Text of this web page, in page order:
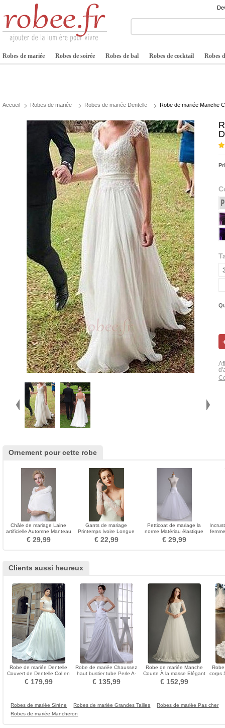
Robes de mariée Robes de soirée Robes de bal Robes de cocktail Robes
Accueil Robes de mariée Robes de mariée Dentelle Robe de mariée Manche
Ornement pour cette robe
Châle de mariage Laine
artificielle Automne Manteau
Plage Ancien
€ 29,99
Gants de mariage
Printemps Ivoire Longue
Perle Translucide Doigt
entier
€ 22,99
Petticoat de mariage la
norme Matériau élastique
Fort net Robe pleine
€ 29,99
Clients aussi heureux
Robe de mariée Dentelle
Couvert de Dentelle Col en
V Manquant
€ 179,99
Robe de mariée Chaussez
haut bustier tube Perle A-
ligne Fourreau Avec Bijoux
€ 135,99
Robe de mariée Manche
Courte À la masse Elégant
A-ligne Dentelle
€ 152,99
corps
Robes de mariée Sirène Robes de mariée Grandes Tailles
Robes de mariée Pas cher
Robes de mariée Mancheron